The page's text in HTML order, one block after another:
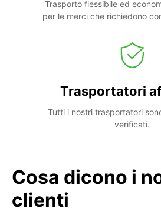
Trasporto flessibile ed
per le merci che richiedono
Trasportatori
Tutti i nostri trasportatori
verificati.
Cosa dicono i
clienti